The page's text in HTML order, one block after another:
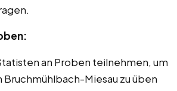
an Proben teilnehmen, um
Bruchmühlbach-Miesau zu üben